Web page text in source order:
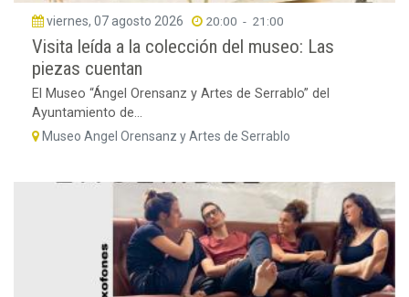
viernes, 07 agosto 2026 20:00 - 21:00
Visita leída a la colección del museo: Las
piezas cuentan
El Museo “Ángel Orensanz y Artes de Serrablo” del
Ayuntamiento de...
Museo Angel Orensanz y Artes de Serrablo